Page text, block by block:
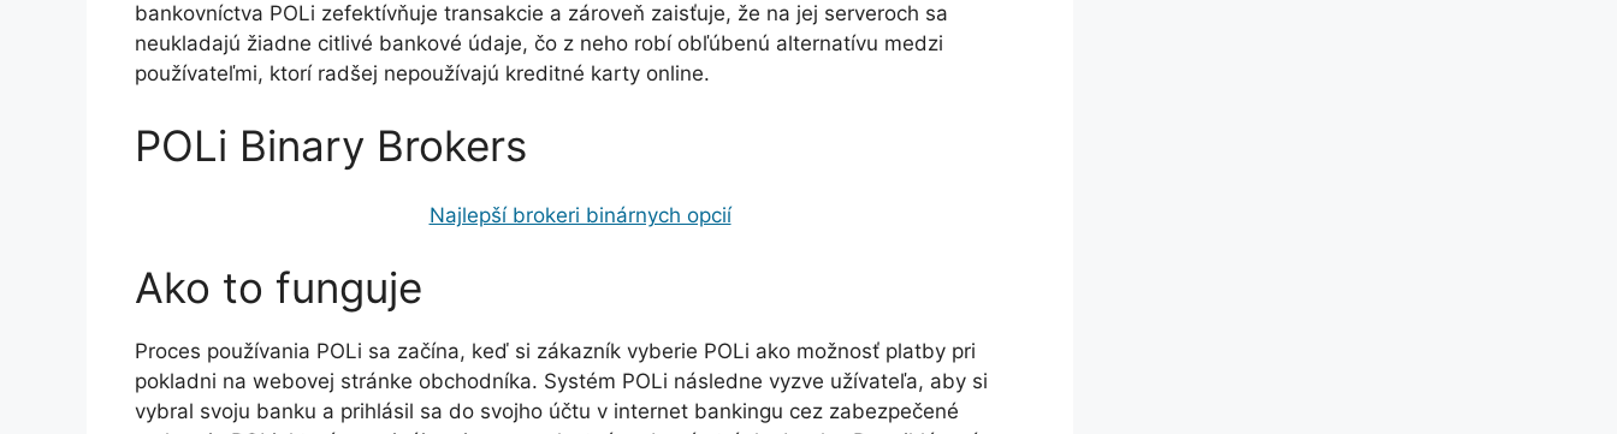
bankovníctva POLi zefektívňuje transakcie a zároveň zaisťuje, že na jej serveroch sa
neukladajú žiadne citlivé bankové údaje, čo z neho robí obľúbenú alternatívu medzi
používateľmi, ktorí radšej nepoužívajú kreditné karty online.
POLi Binary Brokers
Najlepší brokeri binárnych opcií
Ako to funguje
Proces používania POLi sa začína, keď si zákazník vyberie POLi ako možnosť platby pri
pokladni na webovej stránke obchodníka. Systém POLi následne vyzve užívateľa, aby si
vybral svoju banku a prihlásil sa do svojho účtu v internet bankingu cez zabezpečené